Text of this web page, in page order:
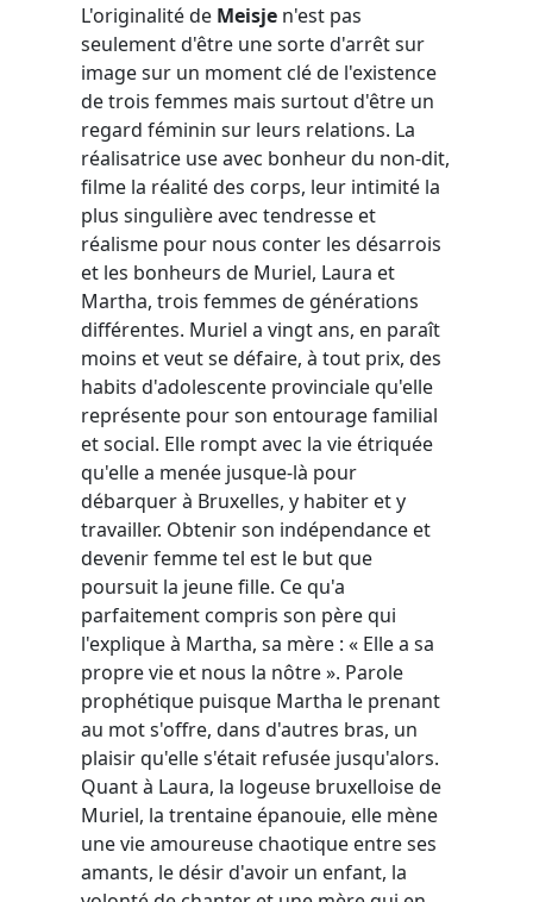
L'originalité de Meisje n'est pas
seulement d'être une sorte d'arrêt sur
image sur un moment clé de l'existence
de trois femmes mais surtout d'être un
regard féminin sur leurs relations. La
réalisatrice use avec bonheur du non-dit,
filme la réalité des corps, leur intimité la
plus singulière avec tendresse et
réalisme pour nous conter les désarrois
et les bonheurs de Muriel, Laura et
Martha, trois femmes de générations
différentes. Muriel a vingt ans, en paraît
moins et veut se défaire, à tout prix, des
habits d'adolescente provinciale qu'elle
représente pour son entourage familial
et social. Elle rompt avec la vie étriquée
qu'elle a menée jusque-là pour
débarquer à Bruxelles, y habiter et y
travailler. Obtenir son indépendance et
devenir femme tel est le but que
poursuit la jeune fille. Ce qu'a
parfaitement compris son père qui
l'explique à Martha, sa mère : « Elle a sa
propre vie et nous la nôtre ». Parole
prophétique puisque Martha le prenant
au mot s'offre, dans d'autres bras, un
plaisir qu'elle s'était refusée jusqu'alors.
Quant à Laura, la logeuse bruxelloise de
Muriel, la trentaine épanouie, elle mène
une vie amoureuse chaotique entre ses
amants, le désir d'avoir un enfant, la